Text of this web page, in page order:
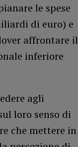
le spese
di euro) e
affrontare il
inferiore
agli
loro senso di
che mettere in